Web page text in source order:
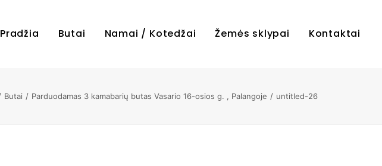
Pradžia Butai Namai / Kotedžai Žemės sklypai Kontaktai
Butai Parduodamas 3 kamabarių butas Vasario 16-osios g. , Palangoje untitled-26